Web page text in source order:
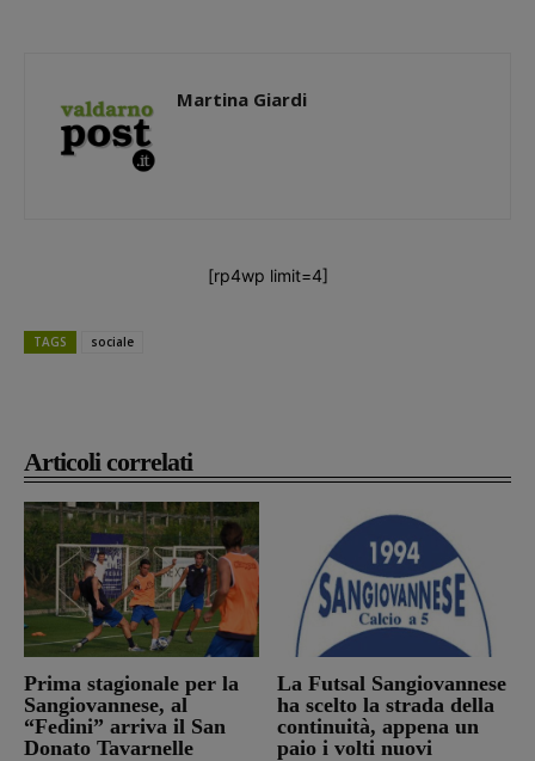
Articoli correlati
Prima stagionale per la
Sangiovannese, al
“Fedini” arriva il San
Donato Tavarnelle
La Futsal Sangiovannese
ha scelto la strada della
continuità, appena un
paio i volti nuovi
Martina Giardi
[rp4wp limit=4]
TAGS sociale